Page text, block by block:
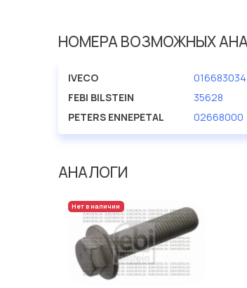
НОМЕРА ВОЗМОЖНЫХ
IVECO
016683034
FEBI BILSTEIN
35628
PETERS ENNEPETAL
02668000
АНАЛОГИ
Нет в наличии